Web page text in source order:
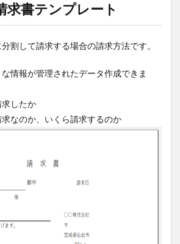
求書テンプレート
割して請求する場合の請求方法です。
情報が管理されたデータ作成できま
求したか
求なのか、いくら請求するのか